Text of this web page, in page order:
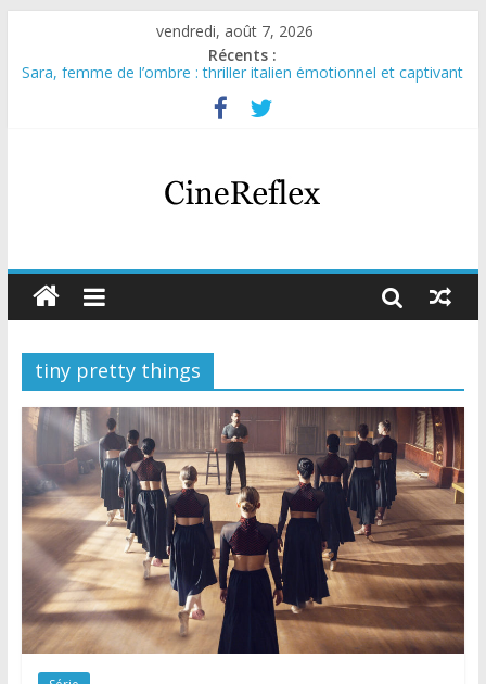
vendredi, août 7, 2026
Récents :
Sara, femme de l’ombre : thriller italien émotionnel et captivant
Journal d’une fille larguée : nouvelle série suédoise sur Netflix
Aema : mini-série sur le tournage d’un film érotique devenu
Glass Heart : excellente série musicale avec Takeru Satō
Olympo, saison 1 : nouvelle série qui séduira les fans de
tiny pretty things